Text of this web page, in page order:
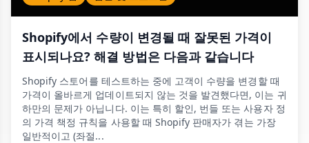
Shopify에서 수량이 변경될 때 잘못된 가격이
표시되나요? 해결 방법은 다음과 같습니다
Shopify 스토어를 테스트하는 중에 고객이 수량을 변경할 때
가격이 올바르게 업데이트되지 않는 것을 발견했다면, 이는 귀
하만의 문제가 아닙니다. 이는 특히 할인, 번들 또는 사용자 정
의 가격 책정 규칙을 사용할 때 Shopify 판매자가 겪는 가장
일반적이고 (좌절...